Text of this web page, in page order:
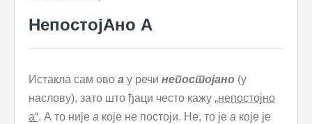
НепостојАно А
Истакла сам ово а у речи непостојано (у
наслову), зато што ђаци често кажу „непостојно
а“. А то није а које не постоји. Не, то је а које је